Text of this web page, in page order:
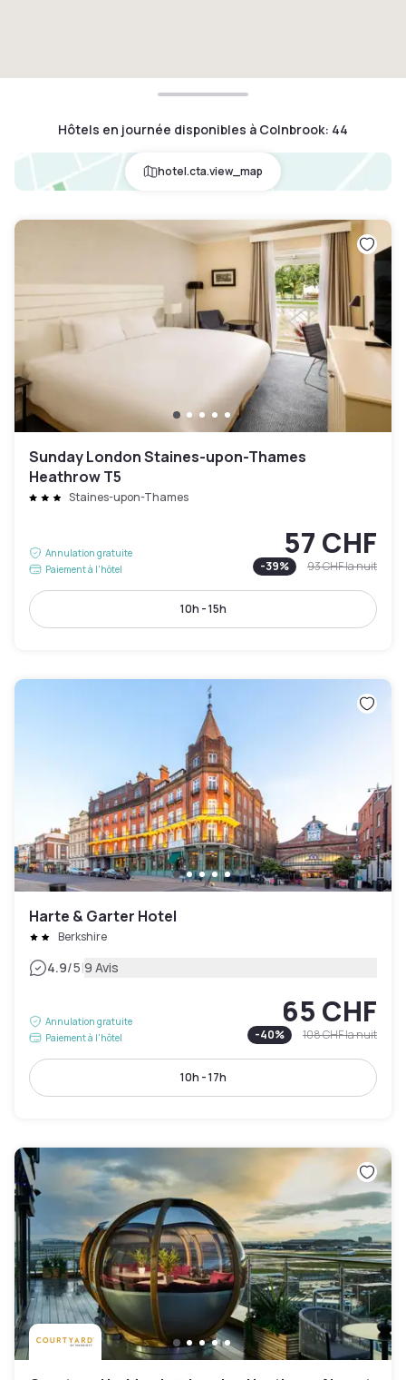
Hôtels en journée disponibles à Colnbrook: 44
hotel.cta.view_map
Sunday London Staines-upon-Thames
Heathrow T5
Staines-upon-Thames
Annulation gratuite
Paiement à l'hôtel
57 CHF
-39% 93 CHFla nuit
10h - 15h
Harte & Garter Hotel
Berkshire
4.9/5|9 Avis
Annulation gratuite
Paiement à l'hôtel
65 CHF
-40% 108 CHFla nuit
10h - 17h